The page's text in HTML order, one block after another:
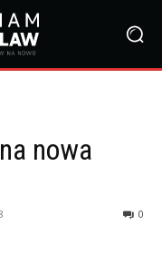
nowa
0